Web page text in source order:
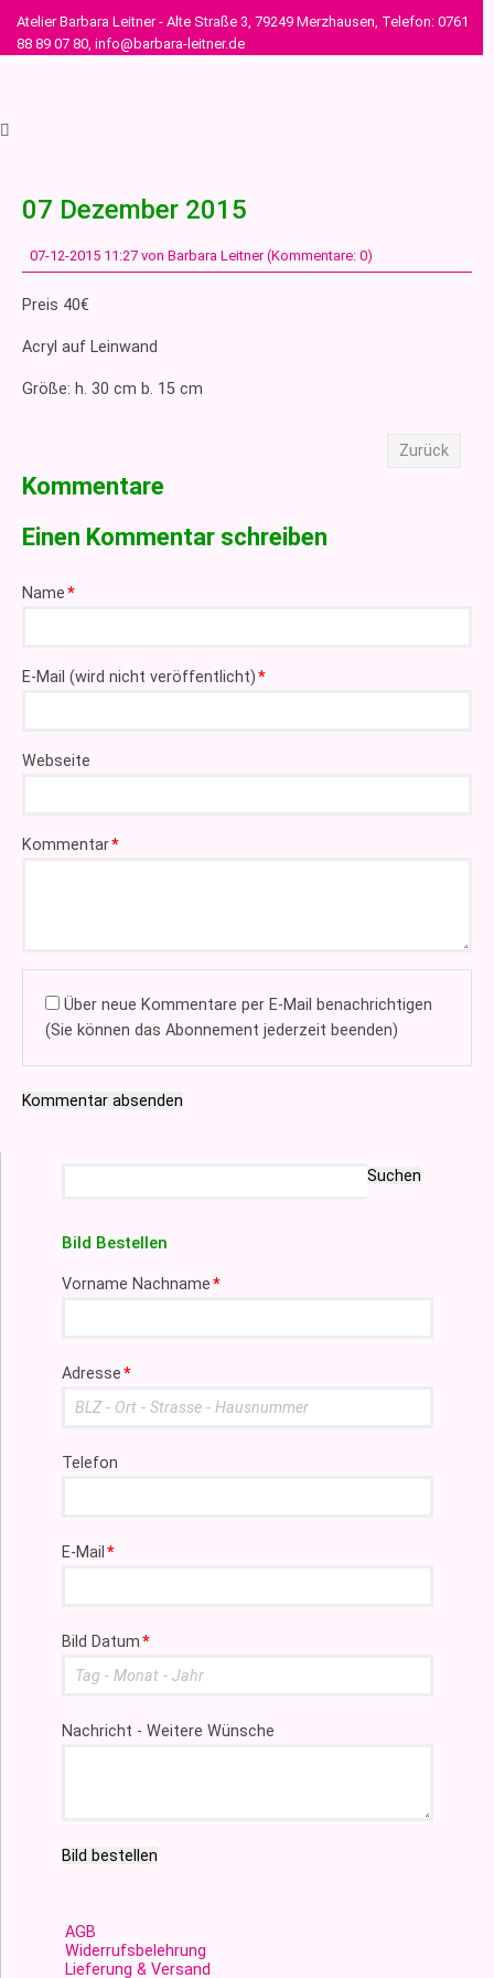
Atelier Barbara Leitner - Alte Straße 3, 79249 Merzhausen, Telefon: 0761
88 89 07 80, info@barbara-leitner.de
07 Dezember 2015
07-12-2015 11:27 von Barbara Leitner (Kommentare: 0)
Preis 40€
Acryl auf Leinwand
Größe: h. 30 cm b. 15 cm
Zurück
Kommentare
Einen Kommentar schreiben
Pflichtfeld
Name*
Pflichtfeld
E-Mail (wird nicht veröffentlicht)*
Webseite
Pflichtfeld
Kommentar*
Über neue Kommentare per E-Mail benachrichtigen
(Sie können das Abonnement jederzeit beenden)
Kommentar absenden
Suchen
Bild Bestellen
Pflichtfeld
Vorname Nachname*
Pflichtfeld
Adresse*
Telefon
Pflichtfeld
E-Mail*
Pflichtfeld
Bild Datum*
Nachricht - Weitere Wünsche
Bild bestellen
AGB
Widerrufsbelehrung
Lieferung & Versand